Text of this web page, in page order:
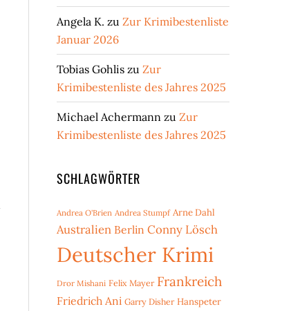
Angela K. zu Zur Krimibestenliste
Januar 2026
Tobias Gohlis zu Zur
Krimibestenliste des Jahres 2025
Michael Achermann zu Zur
Krimibestenliste des Jahres 2025
SCHLAGWÖRTER
Andrea O'Brien Andrea Stumpf Arne Dahl
Australien Berlin Conny Lösch
Deutscher Krimi
Dror Mishani Felix Mayer Frankreich
Friedrich Ani Garry Disher Hanspeter